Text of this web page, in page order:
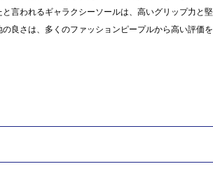
と言われるギャラクシーソールは、高いグリップ力と堅
良さは、多くのファッションピープルから高い評価を